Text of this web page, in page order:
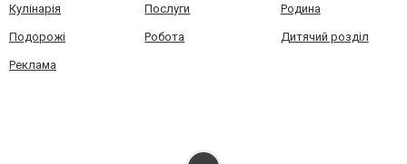
Кулінарія Послуги Родина
Подорожі Робота Дитячий розділ
Реклама